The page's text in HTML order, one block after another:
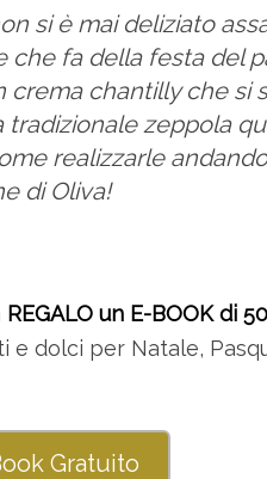
si è mai deliziato
che fa della festa del
crema chantilly che si
tradizionale zeppola
realizzarle
di Oliva!
REGALO un E-BOOK di
e dolci per Natale,
Gratuito